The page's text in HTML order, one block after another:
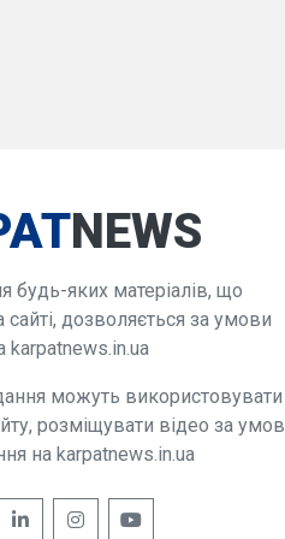
NEWS
будь-яких матеріалів, що
сайті, дозволяється за умови
karpatnews.in.ua
можуть використовувати
розміщувати відео за
на karpatnews.in.ua